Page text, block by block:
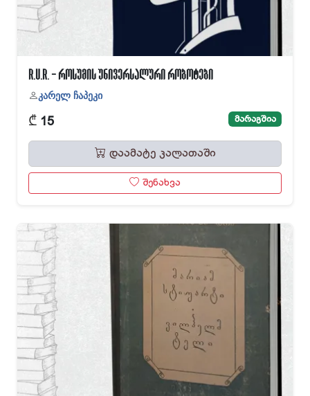
R.U.R. - როსუმის უნივერსალური რობოტები
კარელ ჩაპეკი
₾ 15 მარაგშია
დაამატე კალათაში
შენახვა